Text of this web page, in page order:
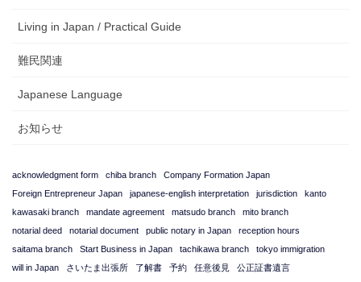
Living in Japan / Practical Guide
難民関連
Japanese Language
お知らせ
acknowledgment form chiba branch
Company Formation Japan
Foreign Entrepreneur Japan
japanese-english interpretation jurisdiction
kanto
kawasaki branch
mandate agreement matsudo branch
mito branch
notarial deed
notarial document public notary in Japan
reception hours
saitama branch
Start Business in Japan tachikawa branch
tokyo immigration
will in Japan
さいたま出張所 了解書 予約 任意後見 公正証書遺言